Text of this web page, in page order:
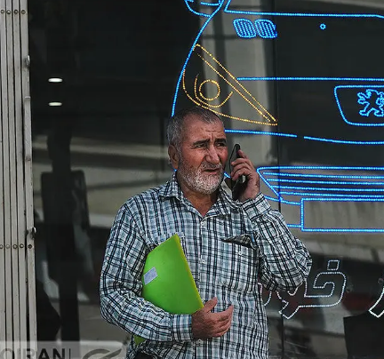
تجربه سفر با اتوبوس به استانبول؛
راهنمای سفرکامل
ارزان ترین
موقعی
سرمایه‌گذاری جهانی در گردشگری
از مرز یک تریلیون دلار گذشت/
تغییر مسیر
سایه گرانی